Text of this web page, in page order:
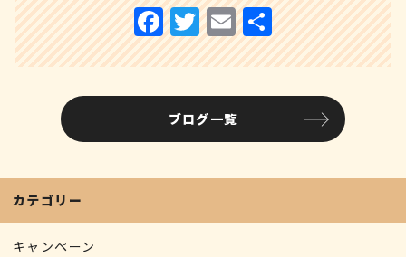
F
a
c
e
b
o
k
T
w
it
te
r
E
m
ai
l
共
有
ブログ一覧
カテゴリー
キャンペーン